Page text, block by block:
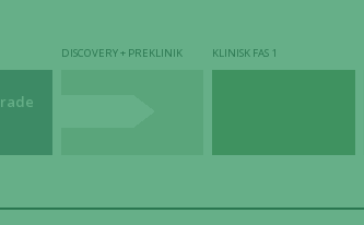
DISCOVERY + PREKLINIK KLINISK FAS 1
Statistik
och